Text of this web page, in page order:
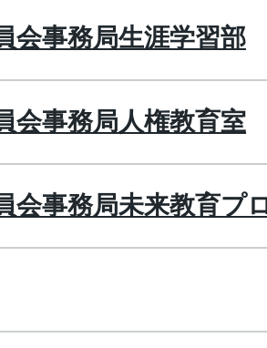
会事務局生涯学習部
会事務局人権教育室
会事務局未来教育プ